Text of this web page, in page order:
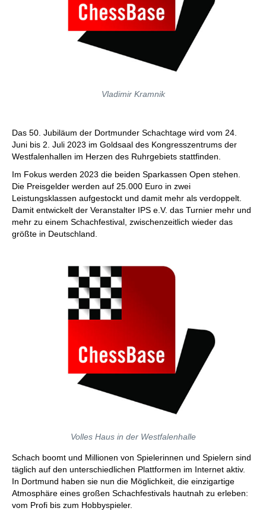
Vladimir Kramnik
Das 50. Jubiläum der Dortmunder Schachtage wird vom 24.
Juni bis 2. Juli 2023 im Goldsaal des Kongresszentrums der
Westfalenhallen im Herzen des Ruhrgebiets stattfinden.
Im Fokus werden 2023 die beiden Sparkassen Open stehen.
Die Preisgelder werden auf 25.000 Euro in zwei
Leistungsklassen aufgestockt und damit mehr als verdoppelt.
Damit entwickelt der Veranstalter IPS e.V. das Turnier mehr und
mehr zu einem Schachfestival, zwischenzeitlich wieder das
größte in Deutschland.
Volles Haus in der Westfalenhalle
Schach boomt und Millionen von Spielerinnen und Spielern sind
täglich auf den unterschiedlichen Plattformen im Internet aktiv.
In Dortmund haben sie nun die Möglichkeit, die einzigartige
Atmosphäre eines großen Schachfestivals hautnah zu erleben:
vom Profi bis zum Hobbyspieler.